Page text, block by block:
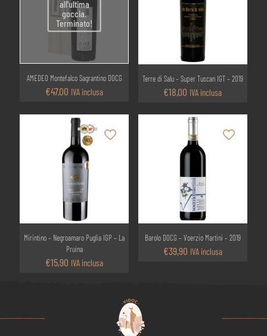
all'ultima
goccia.
Terminato!
AMEDEO Montefalco Sagrantino DOCG
€47,00 IVA inclusa
Terre di Salu – Super Tuscan IGT – 2019
€18,00 IVA inclusa
Mirintino – Negroamaro Puglia IGP – La
Pruina
€15,90 IVA inclusa
Barolo DOCG – Voerzio Martini – 2019
€39,90 IVA inclusa